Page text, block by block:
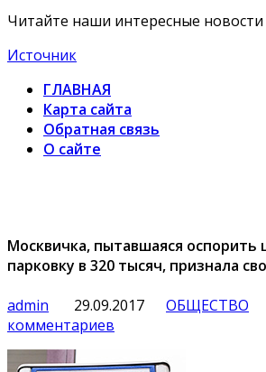
Читайте наши интересные новости
Источник
ГЛАВНАЯ
Карта сайта
Обратная связь
О сайте
Москвичка, пытавшаяся оспорить
парковку в 320 тысяч, признала
admin
29.09.2017 ОБЩЕСТВО
комментариев